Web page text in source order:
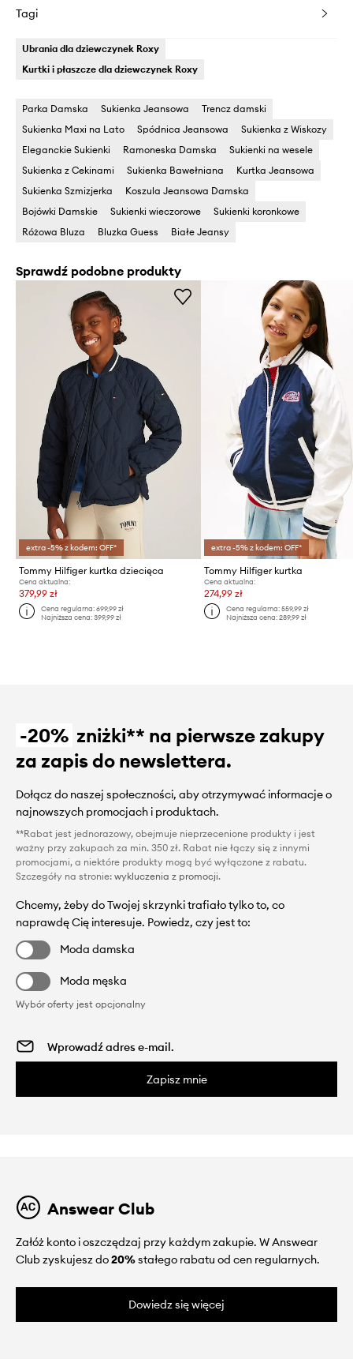
Tagi
Ubrania dla dziewczynek Roxy
Kurtki i płaszcze dla dziewczynek Roxy
Parka Damska Sukienka Jeansowa
Trencz damski
Sukienka Maxi na Lato
Spódnica Jeansowa
Sukienka z Wiskozy
Eleganckie Sukienki
Ramoneska Damska
Sukienki na wesele
Sukienka z Cekinami
Sukienka Bawełniana
Kurtka Jeansowa
Sukienka Szmizjerka
Koszula Jeansowa Damska
Bojówki Damskie
Sukienki wieczorowe
Sukienki koronkowe
Różowa Bluza
Bluzka Guess Białe Jeansy
Sprawdź podobne produkty
extra -5% z kodem: OFF*
Tommy Hilfiger kurtka dziecięca
Cena aktualna:
379,99 zł
Cena regularna:699,99 zł
Najniższa cena:399,99 zł
extra -5% z kodem: OFF*
Tommy Hilfiger kurtka
Cena aktualna:
274,99 zł
Cena regularna: 559,99 zł
Najniższa cena: 289,99 zł
-20% zniżki** na pierwsze zakupy
za zapis do newslettera.
Dołącz do naszej społeczności, aby otrzymywać informacje o
najnowszych promocjach i produktach.
**Rabat jest jednorazowy, obejmuje nieprzecenione produkty i jest
ważny przy zakupach za min. 350 zł. Rabat nie łączy się z innymi
promocjami, a niektóre produkty mogą być wyłączone z rabatu.
Szczegóły na stronie: wykluczenia z promocji.
Chcemy, żeby do Twojej skrzynki trafiało tylko to, co
naprawdę Cię interesuje. Powiedz, czy jest to:
Moda damska
Moda męska
Wybór oferty jest opcjonalny
Zapisz mnie
Answear Club
Załóż konto i oszczędzaj przy każdym zakupie. W Answear
Club zyskujesz do20%stałego rabatu od cen regularnych.
Dowiedz się więcej